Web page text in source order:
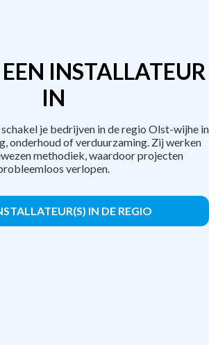
INSTALLATEUR
IN
je bedrijven in de regio Olst-wijhe in
onderhoud of verduurzaming. Zij werken
methodiek, waardoor projecten
verlopen.
IN DE REGIO